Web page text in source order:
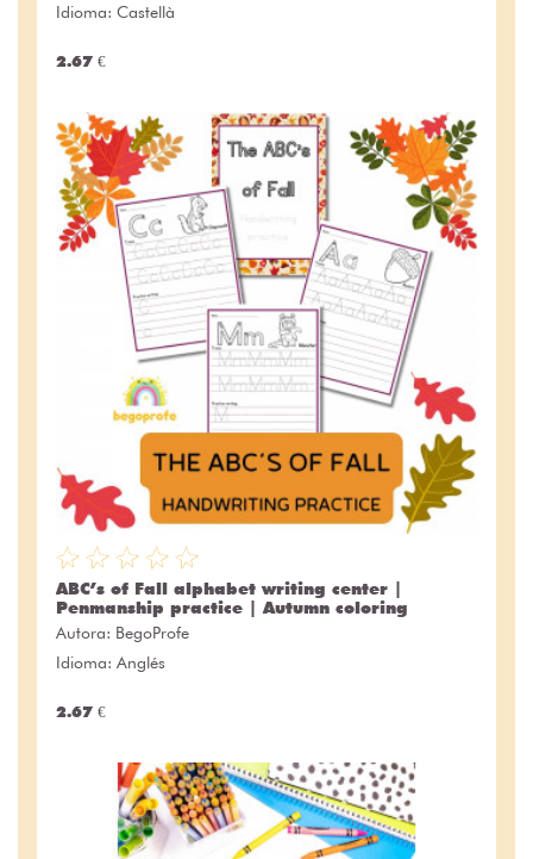
Idioma: Castellà
2.67 €
ABC’s of Fall alphabet writing center |
Penmanship practice | Autumn coloring
Autora: BegoProfe
Idioma: Anglés
2.67 €